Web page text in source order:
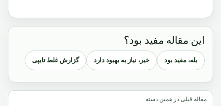
این مقاله مفید بود؟
بله، مفید بود خیر، نیاز به بهبود دارد گزارش غلط تایپی
مقاله قبلی در همین دسته